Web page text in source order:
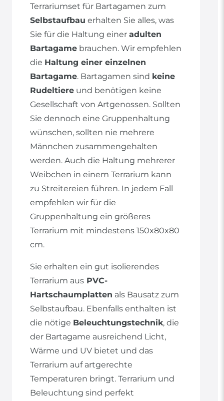
Terrariumset für Bartagamen zum
Selbstaufbau erhalten Sie alles, was
Sie für die Haltung einer adulten
Bartagame brauchen. Wir empfehlen
die Haltung einer einzelnen
Bartagame. Bartagamen sind keine
Rudeltiere und benötigen keine
Gesellschaft von Artgenossen. Sollten
Sie dennoch eine Gruppenhaltung
wünschen, sollten nie mehrere
Männchen zusammengehalten
werden. Auch die Haltung mehrerer
Weibchen in einem Terrarium kann
zu Streitereien führen. In jedem Fall
empfehlen wir für die
Gruppenhaltung ein größeres
Terrarium mit mindestens 150x80x80
cm.
Sie erhalten ein gut isolierendes
Terrarium aus PVC-
Hartschaumplatten als Bausatz zum
Selbstaufbau. Ebenfalls enthalten ist
die nötige Beleuchtungstechnik, die
der Bartagame ausreichend Licht,
Wärme und UV bietet und das
Terrarium auf artgerechte
Temperaturen bringt. Terrarium und
Beleuchtung sind perfekt